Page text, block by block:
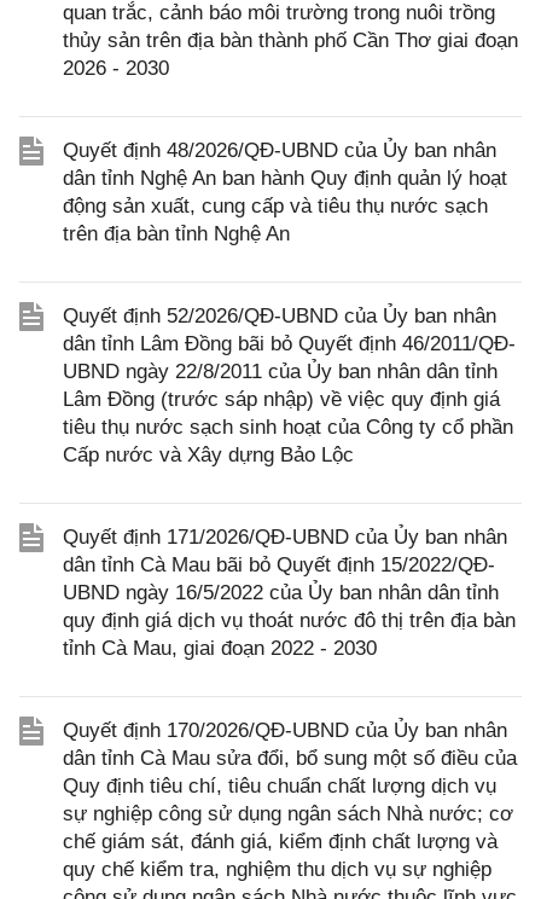
quan trắc, cảnh báo môi trường trong nuôi trồng
thủy sản trên địa bàn thành phố Cần Thơ giai đoạn
2026 - 2030
Quyết định 48/2026/QĐ-UBND của Ủy ban nhân
dân tỉnh Nghệ An ban hành Quy định quản lý hoạt
động sản xuất, cung cấp và tiêu thụ nước sạch
trên địa bàn tỉnh Nghệ An
Quyết định 52/2026/QĐ-UBND của Ủy ban nhân
dân tỉnh Lâm Đồng bãi bỏ Quyết định 46/2011/QĐ-
UBND ngày 22/8/2011 của Ủy ban nhân dân tỉnh
Lâm Đồng (trước sáp nhập) về việc quy định giá
tiêu thụ nước sạch sinh hoạt của Công ty cổ phần
Cấp nước và Xây dựng Bảo Lộc
Quyết định 171/2026/QĐ-UBND của Ủy ban nhân
dân tỉnh Cà Mau bãi bỏ Quyết định 15/2022/QĐ-
UBND ngày 16/5/2022 của Ủy ban nhân dân tỉnh
quy định giá dịch vụ thoát nước đô thị trên địa bàn
tỉnh Cà Mau, giai đoạn 2022 - 2030
Quyết định 170/2026/QĐ-UBND của Ủy ban nhân
dân tỉnh Cà Mau sửa đổi, bổ sung một số điều của
Quy định tiêu chí, tiêu chuẩn chất lượng dịch vụ
sự nghiệp công sử dụng ngân sách Nhà nước; cơ
chế giám sát, đánh giá, kiểm định chất lượng và
quy chế kiểm tra, nghiệm thu dịch vụ sự nghiệp